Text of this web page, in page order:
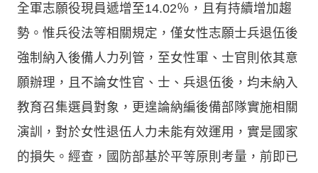
全軍志願役現員遞增至14.02％，且有持續增加趨
勢。惟兵役法等相關規定，僅女性志願士兵退伍後
強制納入後備人力列管，至女性軍、士官則依其意
願辦理，且不論女性官、士、兵退伍後，均未納入
教育召集選員對象，更遑論納編後備部隊實施相關
演訓，對於女性退伍人力未能有效運用，實是國家
的損失。經查，國防部基於平等原則考量，前即已